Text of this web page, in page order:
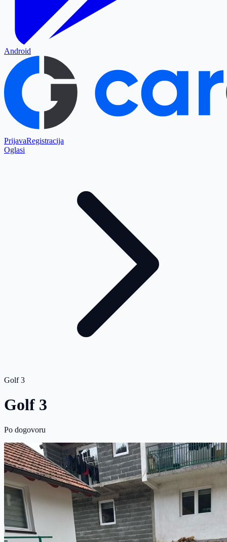
Android
PrijavaRegistracija
Oglasi
Golf 3
Golf 3
Po dogovoru